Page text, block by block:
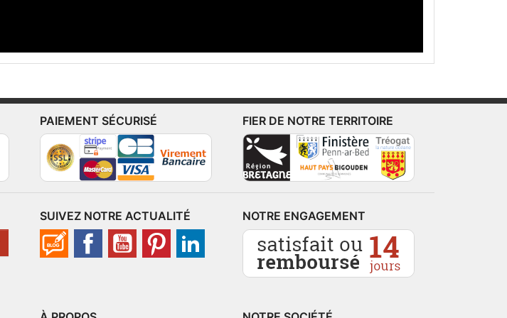
PAIEMENT SÉCURISÉ FIER DE NOTRE TERRITOIRE
SUIVEZ NOTRE ACTUALITÉ NOTRE ENGAGEMENT